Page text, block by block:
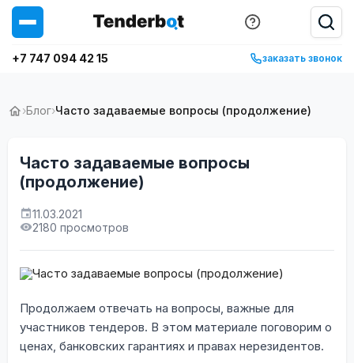
+7 747 094 42 15 заказать звонок
›Блог›Часто задаваемые вопросы (продолжение)
Часто задаваемые вопросы
(продолжение)
11.03.2021
2180 просмотров
Продолжаем отвечать на вопросы, важные для
участников тендеров. В этом материале поговорим о
ценах, банковских гарантиях и правах нерезидентов.